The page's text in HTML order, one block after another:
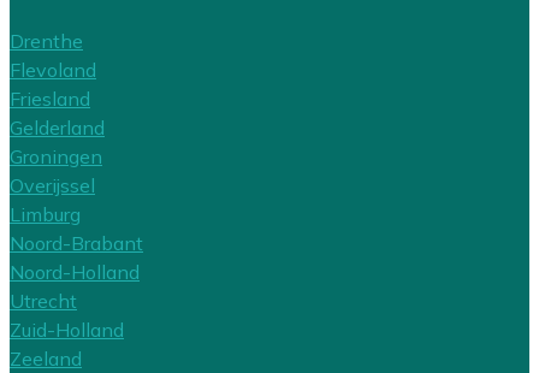
Drenthe
Flevoland
Friesland
Gelderland
Groningen
Overijssel
Limburg
Noord-Brabant
Noord-Holland
Utrecht
Zuid-Holland
Zeeland